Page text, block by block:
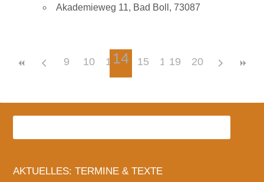
Akademieweg 11, Bad Boll, 73087
9 10 11 12 13
14 15 16 17
19 20
AKTUELLES: TERMINE & TEXTE